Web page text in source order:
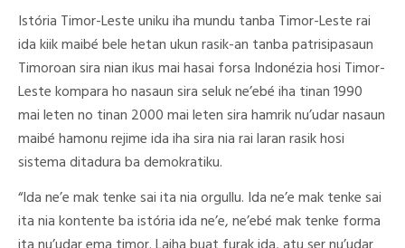
Istória Timor-Leste uniku iha mundu tanba Timor-Leste rai
ida kiik maibé bele hetan ukun rasik-an tanba patrisipasaun
Timoroan sira nian ikus mai hasai forsa Indonézia hosi Timor-
Leste kompara ho nasaun sira seluk ne’ebé iha tinan 1990
mai leten no tinan 2000 mai leten sira hamrik nu’udar nasaun
maibé hamonu rejime ida iha sira nia rai laran rasik hosi
sistema ditadura ba demokratiku.
“Ida ne’e mak tenke sai ita nia orgullu. Ida ne’e mak tenke sai
ita nia kontente ba istória ida ne’e, ne’ebé mak tenke forma